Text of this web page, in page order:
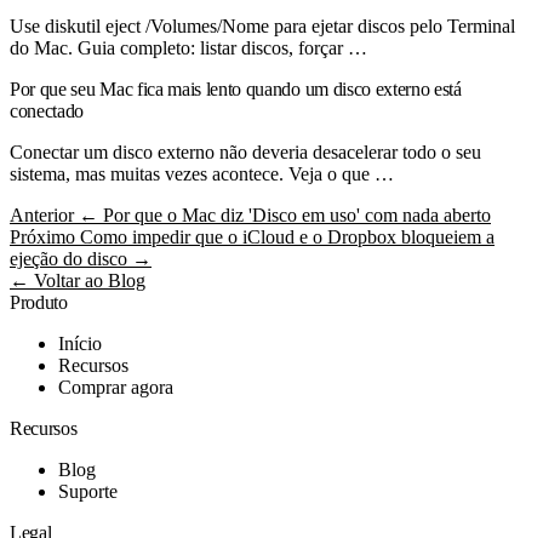
Use diskutil eject /Volumes/Nome para ejetar discos pelo Terminal
do Mac. Guia completo: listar discos, forçar …
Por que seu Mac fica mais lento quando um disco externo está
conectado
Conectar um disco externo não deveria desacelerar todo o seu
sistema, mas muitas vezes acontece. Veja o que …
Anterior ← Por que o Mac diz 'Disco em uso' com nada aberto
Próximo Como impedir que o iCloud e o Dropbox bloqueiem a
ejeção do disco →
← Voltar ao Blog
Produto
Início
Recursos
Comprar agora
Recursos
Blog
Suporte
Legal